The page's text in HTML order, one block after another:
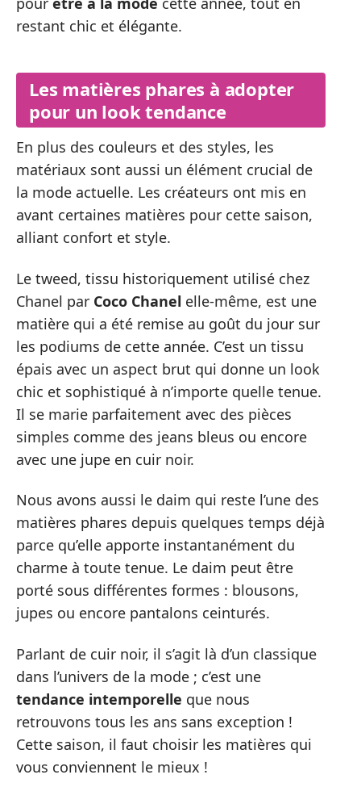
restant chic et élégante.
Les matières phares à adopter
pour un look tendance
En plus des couleurs et des styles, les
matériaux sont aussi un élément crucial de
la mode actuelle. Les créateurs ont mis en
avant certaines matières pour cette saison,
alliant confort et style.
Le tweed, tissu historiquement utilisé chez
Chanel par Coco Chanel elle-même, est une
matière qui a été remise au goût du jour sur
les podiums de cette année. C’est un tissu
épais avec un aspect brut qui donne un look
chic et sophistiqué à n’importe quelle tenue.
Il se marie parfaitement avec des pièces
simples comme des jeans bleus ou encore
avec une jupe en cuir noir.
Nous avons aussi le daim qui reste l’une des
matières phares depuis quelques temps déjà
parce qu’elle apporte instantanément du
charme à toute tenue. Le daim peut être
porté sous différentes formes : blousons,
jupes ou encore pantalons ceinturés.
Parlant de cuir noir, il s’agit là d’un classique
dans l’univers de la mode ; c’est une
tendance intemporelle que nous
retrouvons tous les ans sans exception !
Cette saison, il faut choisir les matières qui
vous conviennent le mieux !